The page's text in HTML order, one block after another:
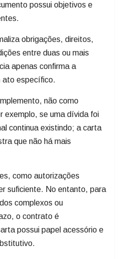
possui objetivos e
obrigações, direitos,
entre duas ou mais
apenas confirma a
ato específico.
não como
exemplo, se uma dívida foi
continua existindo; a carta
que não há mais
como autorizações
suficiente. No entanto, para
complexos ou
o contrato é
possui papel acessório e